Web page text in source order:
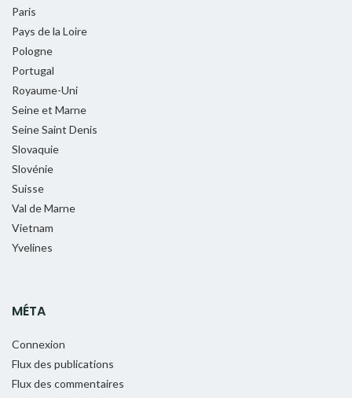
Paris
Pays de la Loire
Pologne
Portugal
Royaume-Uni
Seine et Marne
Seine Saint Denis
Slovaquie
Slovénie
Suisse
Val de Marne
Vietnam
Yvelines
MÉTA
Connexion
Flux des publications
Flux des commentaires